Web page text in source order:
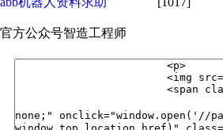
官方公众号智造工程师